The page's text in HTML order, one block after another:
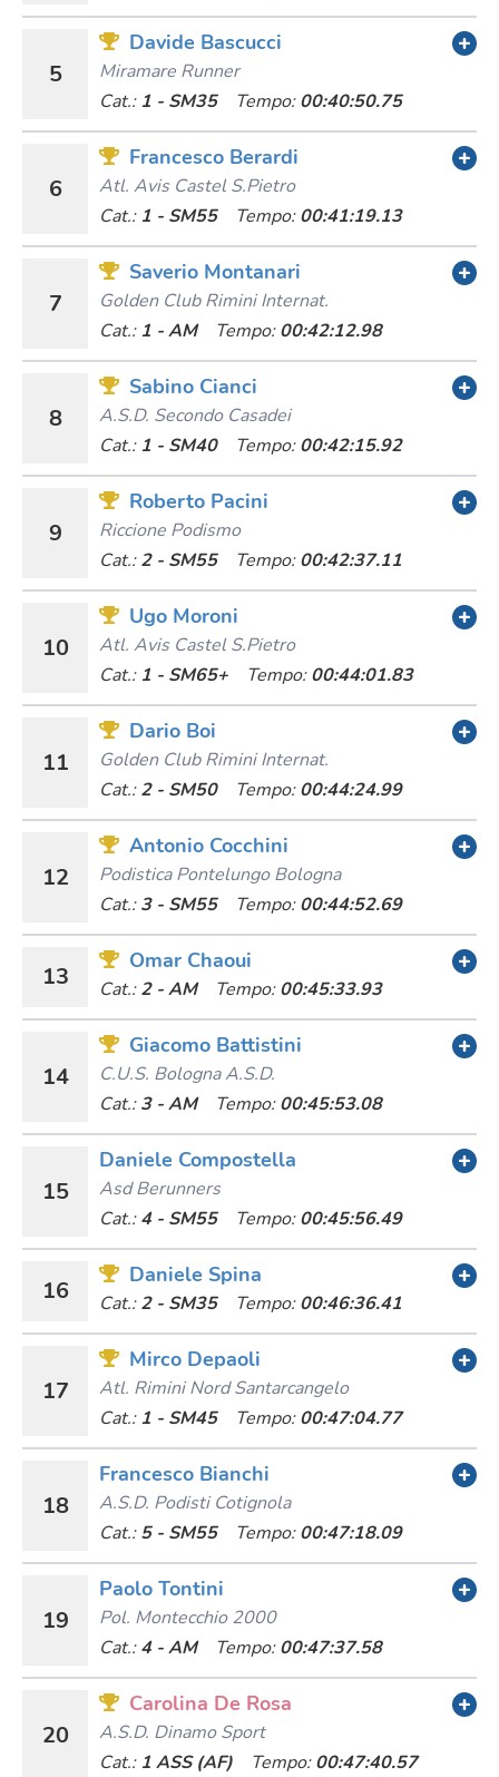
5
Davide Bascucci
Miramare Runner
Cat.: 1 - SM35 Tempo: 00:40:50.75
6
Francesco Berardi
Atl. Avis Castel S.pietro
Cat.: 1 - SM55 Tempo: 00:41:19.13
7
Saverio Montanari
Golden Club Rimini Internat.
Cat.: 1 - AM Tempo: 00:42:12.98
8
Sabino Cianci
A.s.d. Secondo Casadei
Cat.: 1 - SM40 Tempo: 00:42:15.92
9
Roberto Pacini
Riccione Podismo
Cat.: 2 - SM55 Tempo: 00:42:37.11
10
Ugo Moroni
Atl. Avis Castel S.pietro
Cat.: 1 - SM65+ Tempo: 00:44:01.83
11
Dario Boi
Golden Club Rimini Internat.
Cat.: 2 - SM50 Tempo: 00:44:24.99
12
Antonio Cocchini
Podistica Pontelungo Bologna
Cat.: 3 - SM55 Tempo: 00:44:52.69
13
Omar Chaoui
Cat.: 2 - AM Tempo: 00:45:33.93
14
Giacomo Battistini
C.u.s. Bologna A.s.d.
Cat.: 3 - AM Tempo: 00:45:53.08
15
Daniele Compostella
Asd Berunners
Cat.: 4 - SM55 Tempo: 00:45:56.49
16
Daniele Spina
Cat.: 2 - SM35 Tempo: 00:46:36.41
17
Mirco Depaoli
Atl. Rimini Nord Santarcangelo
Cat.: 1 - SM45 Tempo: 00:47:04.77
18
Francesco Bianchi
A.s.d. Podisti Cotignola
Cat.: 5 - SM55 Tempo: 00:47:18.09
19
Paolo Tontini
Pol. Montecchio 2000
Cat.: 4 - AM Tempo: 00:47:37.58
20
Carolina De Rosa
A.s.d. Dinamo Sport
Cat.: 1 ASS (AF) Tempo: 00:47:40.57